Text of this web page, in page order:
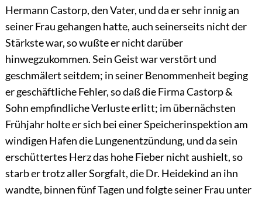
Hermann Castorp, den Vater, und da er sehr innig an
seiner Frau gehangen hatte, auch seinerseits nicht der
Stärkste war, so wußte er nicht darüber
hinwegzukommen. Sein Geist war verstört und
geschmälert seitdem; in seinerBenommenheit beging
er geschäftliche Fehler, so daß die Firma Castorp &
Sohn empfindliche Verluste erlitt; im übernächsten
Frühjahr holte er sich bei einer Speicherinspektion am
windigen Hafen die Lungenentzündung, und da sein
erschüttertes Herz das hohe Fieber nicht aushielt, so
starb er trotz aller Sorgfalt, die Dr. Heidekind an ihn
wandte, binnen fünf Tagen und folgte seiner Frau unter